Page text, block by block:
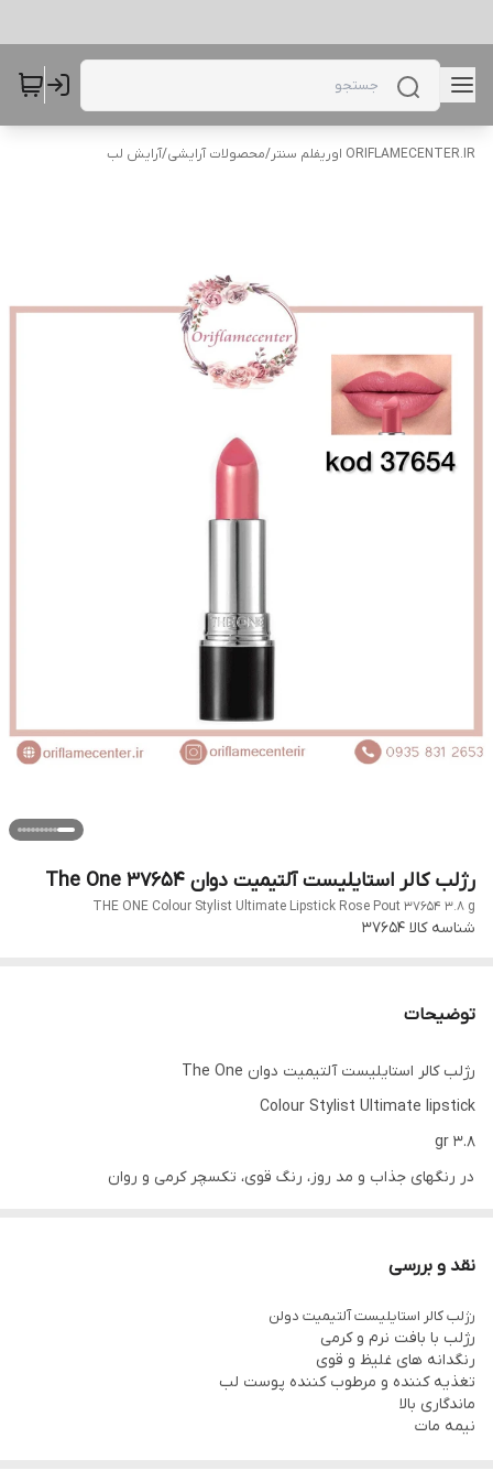
ORIFLAMECENTER.IR اوریفلم سنتر /محصولات آرایشی/آرایش لب
رژلب کالر استایلیست آلتیمیت دوان The One 37654
THE ONE Colour Stylist Ultimate Lipstick Rose Pout 37654 3.8 g
شناسه کالا 37654
توضیحات
رژلب کالر استایلیست آلتیمیت دوان The One
Colour Stylist Ultimate lipstick
3.8 gr
در رنگهای جذاب و مد روز، رنگ قوی، تکسچر کرمی و روان
تنها با ضربه ای بر لب، بیانگر برجسته کردنی بی همتا و مرمری کردن لب
ها است و نشانه ای بینظیر از خود ارائه میدهد .
فرمولاسیونی جدید با پوشش طولانی
ثبتی جدید و علامت تجاری در لحظه برای عینیت دقیق آنچه که تعریف
نقد و بررسی
رژلب کالر استایلیست آلتیمیت دولن
رژلب با بافت نرم و کرمی
رنگدانه های غلیظ و قوی
تغذیه کننده و مرطوب کننده پوست لب
ماندگاری بالا
نیمه مات